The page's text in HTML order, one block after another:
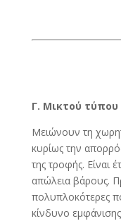
Γ. Μικτού τύπου
Μειώνουν τη
κυρίως την
της τροφής. Είναι
απώλεια βάρους.
πολυπλοκότερες
κίνδυνο